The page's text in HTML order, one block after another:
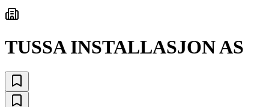
TUSSA INSTALLASJON AS